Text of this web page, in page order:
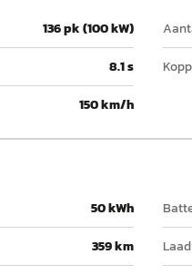
136 pk (100 kW)
8.1 s
150 km/h
50 kWh
359 km